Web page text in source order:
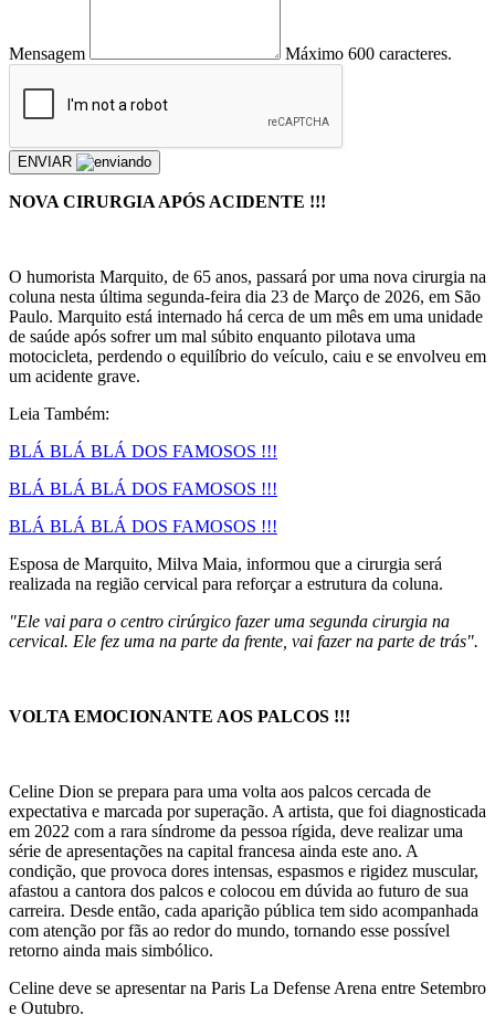
Mensagem Máximo 600 caracteres.
ENVIAR
NOVA CIRURGIA APÓS ACIDENTE !!!
O humorista Marquito, de 65 anos, passará por uma nova cirurgia na
coluna nesta última segunda-feira dia 23 de Março de 2026, em São
Paulo. Marquito está internado há cerca de um mês em uma unidade
de saúde após sofrer um mal súbito enquanto pilotava uma
motocicleta, perdendo o equilíbrio do veículo, caiu e se envolveu em
um acidente grave.
Leia Também:
BLÁ BLÁ BLÁ DOS FAMOSOS !!!
BLÁ BLÁ BLÁ DOS FAMOSOS !!!
BLÁ BLÁ BLÁ DOS FAMOSOS !!!
Esposa de Marquito, Milva Maia, informou que a cirurgia será
realizada na região cervical para reforçar a estrutura da coluna.
"Ele vai para o centro cirúrgico fazer uma segunda cirurgia na
cervical. Ele fez uma na parte da frente, vai fazer na parte de trás".
VOLTA EMOCIONANTE AOS PALCOS !!!
Celine Dion se prepara para uma volta aos palcos cercada de
expectativa e marcada por superação. A artista, que foi diagnosticada
em 2022 com a rara síndrome da pessoa rígida, deve realizar uma
série de apresentações na capital francesa ainda este ano. A
condição, que provoca dores intensas, espasmos e rigidez muscular,
afastou a cantora dos palcos e colocou em dúvida ao futuro de sua
carreira. Desde então, cada aparição pública tem sido acompanhada
com atenção por fãs ao redor do mundo, tornando esse possível
retorno ainda mais simbólico.
Celine deve se apresentar na Paris La Defense Arena entre Setembro
e Outubro.